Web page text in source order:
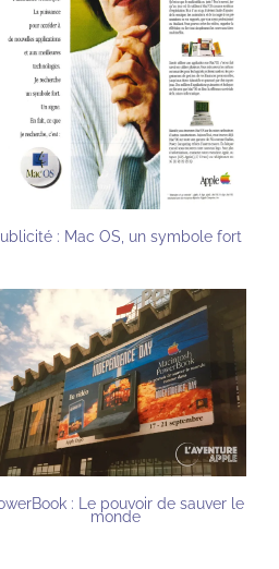
: Mac OS, un symbole fort
: Le pouvoir de sauver le
monde